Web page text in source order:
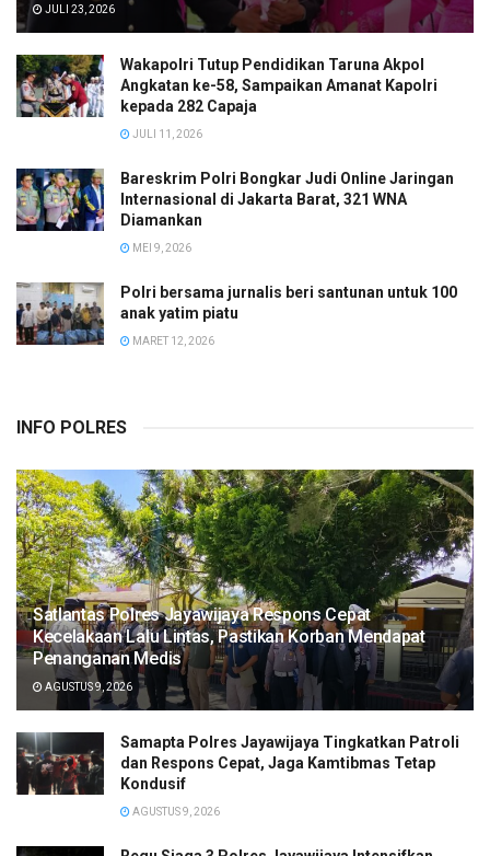
JULI 23, 2026
Wakapolri Tutup Pendidikan Taruna Akpol
Angkatan ke-58, Sampaikan Amanat Kapolri
kepada 282 Capaja
JULI 11, 2026
Bareskrim Polri Bongkar Judi Online Jaringan
Internasional di Jakarta Barat, 321 WNA
Diamankan
MEI 9, 2026
Polri bersama jurnalis beri santunan untuk 100
anak yatim piatu
MARET 12, 2026
INFO POLRES
Satlantas Polres Jayawijaya Respons Cepat
Kecelakaan Lalu Lintas, Pastikan Korban Mendapat
Penanganan Medis
AGUSTUS 9, 2026
Samapta Polres Jayawijaya Tingkatkan Patroli
dan Respons Cepat, Jaga Kamtibmas Tetap
Kondusif
AGUSTUS 9, 2026